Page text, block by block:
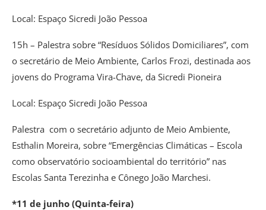
Local: Espaço Sicredi João Pessoa
15h – Palestra sobre “Resíduos Sólidos Domiciliares”, com
o secretário de Meio Ambiente, Carlos Frozi, destinada aos
jovens do Programa Vira-Chave, da Sicredi Pioneira
Local: Espaço Sicredi João Pessoa
Palestra com o secretário adjunto de Meio Ambiente,
Esthalin Moreira, sobre “Emergências Climáticas – Escola
como observatório socioambiental do território” nas
Escolas Santa Terezinha e Cônego João Marchesi.
*11 de junho (Quinta-feira)